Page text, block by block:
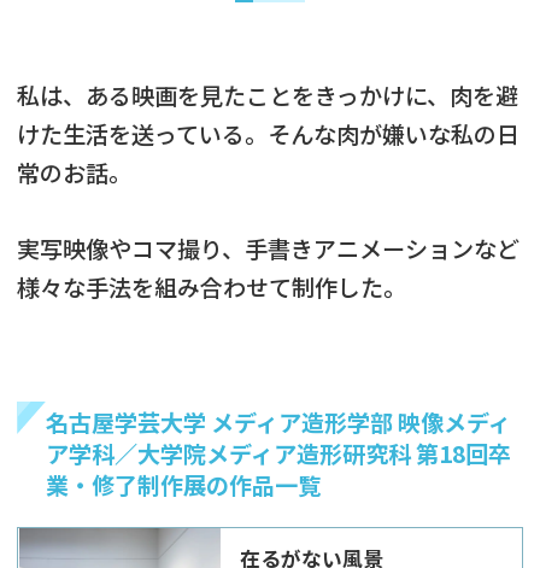
私は、ある映画を見たことをきっかけに、肉を避
けた生活を送っている。そんな肉が嫌いな私の日
常のお話。
実写映像やコマ撮り、手書きアニメーションなど
様々な手法を組み合わせて制作した。
名古屋学芸大学 メディア造形学部 映像メディ
ア学科／大学院メディア造形研究科 第18回卒
業・修了制作展の作品一覧
在るがない風景